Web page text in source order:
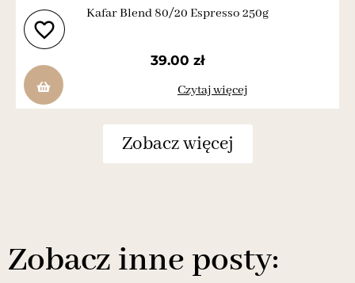
Kafar Blend 80/20 Espresso 250g
39.00 zł
Czytaj więcej
Zobacz więcej
Zobacz inne posty: